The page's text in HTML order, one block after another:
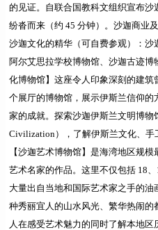
的见证。自联合国教科文组织宣布
纷沓而来（约 45 分钟）。沙迦商
沙迦文化的精华（可自费参观）：沙
阿尔艾思拉学校博物馆、沙迦古迹博
化博物馆】 这座令人印象深刻的建筑
个展厅的博物馆，展示伊斯兰信仰
家的成就。探索沙迦伊斯兰文明博物
Civilization），了解伊斯兰文化、手
【沙迦艺术博物馆】 是海湾地区规模
艺术名家的作品。这里不仅包括 18
大量出自当地和国际艺术家之手的
种秀丽宜人的山水风光、繁华热闹
人在感受艺术魅力的同时了解本地区